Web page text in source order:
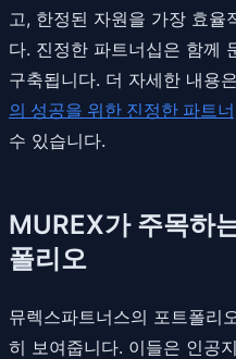
고, 한정된 자원을 가장 효율
다. 진정한 파트너십은 함께
구축됩니다. 더 자세한 내용
의 성공을 위한 진정한 파트
수 있습니다.
MUREX가 주목하
폴리오
뮤렉스파트너스의 포트폴리
히 보여줍니다. 이들은 인공